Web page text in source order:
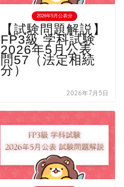
2026年5月公表分
【試験問題解説】
FP3級 学科試験
2026年5月公表
問57（法定相続
分）
2026年7月5日